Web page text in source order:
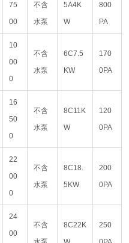
75
00
不含
水泵
5A4K
W
800
PA
10
00
0
不含
水泵
6C7.5
KW
170
0PA
16
50
0
不含
水泵
8C11K
W
120
0PA
22
00
0
不含
水泵
8C18.
5KW
200
0PA
24
00
不含
8C22K
250